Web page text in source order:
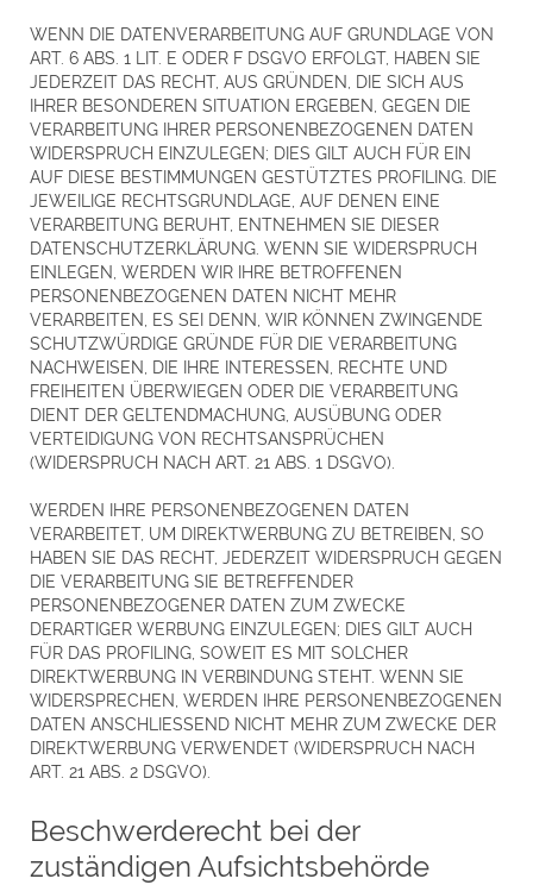
WENN DIE DATENVERARBEITUNG AUF GRUNDLAGE VON
ART. 6 ABS. 1 LIT. E ODER F DSGVO ERFOLGT, HABEN SIE
JEDERZEIT DAS RECHT, AUS GRÜNDEN, DIE SICH AUS
IHRER BESONDEREN SITUATION ERGEBEN, GEGEN DIE
VERARBEITUNG IHRER PERSONENBEZOGENEN DATEN
WIDERSPRUCH EINZULEGEN; DIES GILT AUCH FÜR EIN
AUF DIESE BESTIMMUNGEN GESTÜTZTES PROFILING. DIE
JEWEILIGE RECHTSGRUNDLAGE, AUF DENEN EINE
VERARBEITUNG BERUHT, ENTNEHMEN SIE DIESER
DATENSCHUTZERKLÄRUNG. WENN SIE WIDERSPRUCH
EINLEGEN, WERDEN WIR IHRE BETROFFENEN
PERSONENBEZOGENEN DATEN NICHT MEHR
VERARBEITEN, ES SEI DENN, WIR KÖNNEN ZWINGENDE
SCHUTZWÜRDIGE GRÜNDE FÜR DIE VERARBEITUNG
NACHWEISEN, DIE IHRE INTERESSEN, RECHTE UND
FREIHEITEN ÜBERWIEGEN ODER DIE VERARBEITUNG
DIENT DER GELTENDMACHUNG, AUSÜBUNG ODER
VERTEIDIGUNG VON RECHTSANSPRÜCHEN
(WIDERSPRUCH NACH ART. 21 ABS. 1 DSGVO).
WERDEN IHRE PERSONENBEZOGENEN DATEN
VERARBEITET, UM DIREKTWERBUNG ZU BETREIBEN, SO
HABEN SIE DAS RECHT, JEDERZEIT WIDERSPRUCH GEGEN
DIE VERARBEITUNG SIE BETREFFENDER
PERSONENBEZOGENER DATEN ZUM ZWECKE
DERARTIGER WERBUNG EINZULEGEN; DIES GILT AUCH
FÜR DAS PROFILING, SOWEIT ES MIT SOLCHER
DIREKTWERBUNG IN VERBINDUNG STEHT. WENN SIE
WIDERSPRECHEN, WERDEN IHRE PERSONENBEZOGENEN
DATEN ANSCHLIESSEND NICHT MEHR ZUM ZWECKE DER
DIREKTWERBUNG VERWENDET (WIDERSPRUCH NACH
ART. 21 ABS. 2 DSGVO).
Beschwerde­recht bei der
zuständigen Aufsichts­behörde